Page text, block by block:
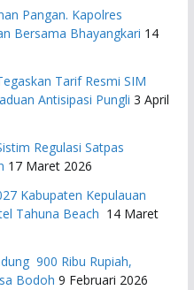
Pangan. Kapolres
Bersama Bhayangkari 14
Tarif Resmi SIM
Antisipasi Pungli 3 April
Regulasi Satpas
17 Maret 2026
​Kabupaten Kepulauan
Tahuna Beach 14 Maret
900 Ribu Rupiah,
Bodoh 9 Februari 2026